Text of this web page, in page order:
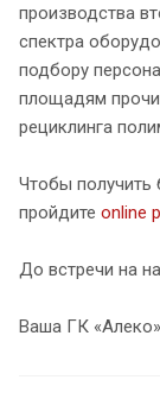
производства
спектра
подбору
площадям
рециклинга
Чтобы получить
пройдите online
До встречи на
Ваша ГК «Алеко»